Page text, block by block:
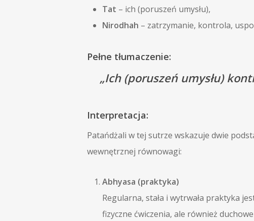
Tat – ich (poruszeń umysłu),
Nirodhah – zatrzymanie, kontrola,
Pełne tłumaczenie:
„Ich (poruszeń umysłu)
Interpretacja:
Patańdżali w tej sutrze wskazuje dwie
wewnętrznej równowagi:
Abhyasa (praktyka)
Regularna, stała i wytrwała praktyka
fizyczne ćwiczenia, ale również